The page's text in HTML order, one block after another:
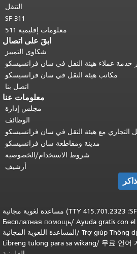
التنقل
SF 311
معلومات إقليمية 511
ابقَ على اتصال
شكاوى التمييز
خدمة عملاء هيئة النقل في سان فرانسيسكو
مكاتب هيئة النقل في سان فرانسيسكو
اتصل بنا
معلومات عنا
مجلس إدارة
الوظائف
التجاري مع هيئة النقل في سان فرانسيسكو
مدينة ومقاطعة سان فرانسيسكو
شروط الاستخدام/الخصوصية
أرشيف
311 (خارج SF 415.701.2311؛ TTY 415.701.2323) مساعدة لغوية مجانية
Ayuda gratis con
/
Бесплатная помощь
Trợ giúp Thông
/المساعدة اللغوية المجانية
무료 언어
/
Libreng tulong para sa wikang